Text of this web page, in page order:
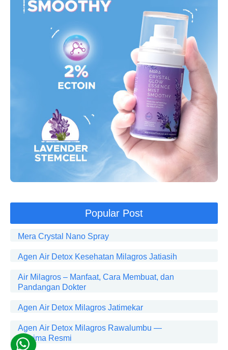
Popular Post
Mera Crystal Nano Spray
Agen Air Detox Kesehatan Milagros Jatiasih
Air Milagros – Manfaat, Cara Membuat, dan
Pandangan Dokter
Agen Air Detox Milagros Jatimekar
Agen Air Detox Milagros Rawalumbu —
Maxima Resmi